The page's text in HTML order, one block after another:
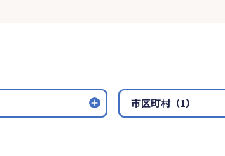
市区町村（1）